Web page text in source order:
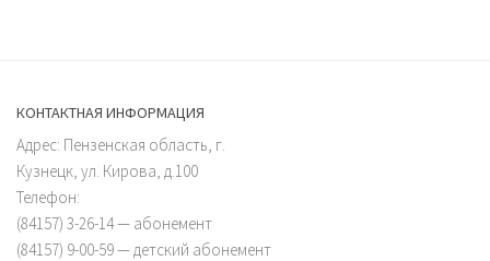
КОНТАКТНАЯ ИНФОРМАЦИЯ
Адрес: Пензенская область, г.
Кузнецк, ул. Кирова, д.100
Телефон:
(84157) 3-26-14 — абонемент
(84157) 9-00-59 — детский абонемент